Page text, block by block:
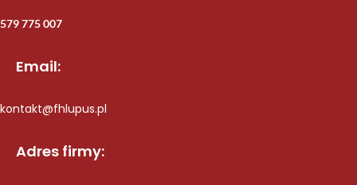
579 775 007
Email:
kontakt@fhlupus.pl
Adres firmy: